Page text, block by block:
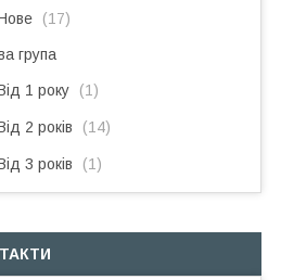
17
група
1 року 1
2 років 14
3 років 1